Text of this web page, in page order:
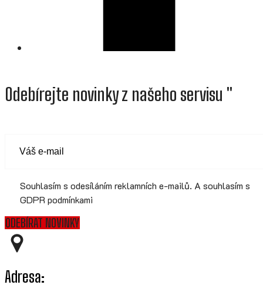
Odebírejte novinky z našeho servisu "
ODEBÍRAT NOVINKY
Souhlasím s odesíláním reklamních e-mailů. A souhlasím s
GDPR podmínkami
Adresa: